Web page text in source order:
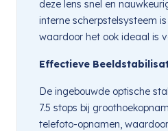
deze lens snel en
interne scherpstelsysteem
waardoor het ook ideaal is
Effectieve
De ingebouwde optische
7.5 stops bij
telefoto-opnamen,